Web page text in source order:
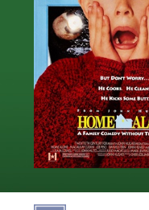
Мероприятия
Новости
Подарки